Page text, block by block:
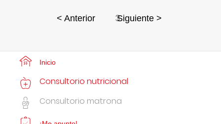
< Anterior 3Siguiente >
Inicio
Consultorio nutricional
Consultorio matrona